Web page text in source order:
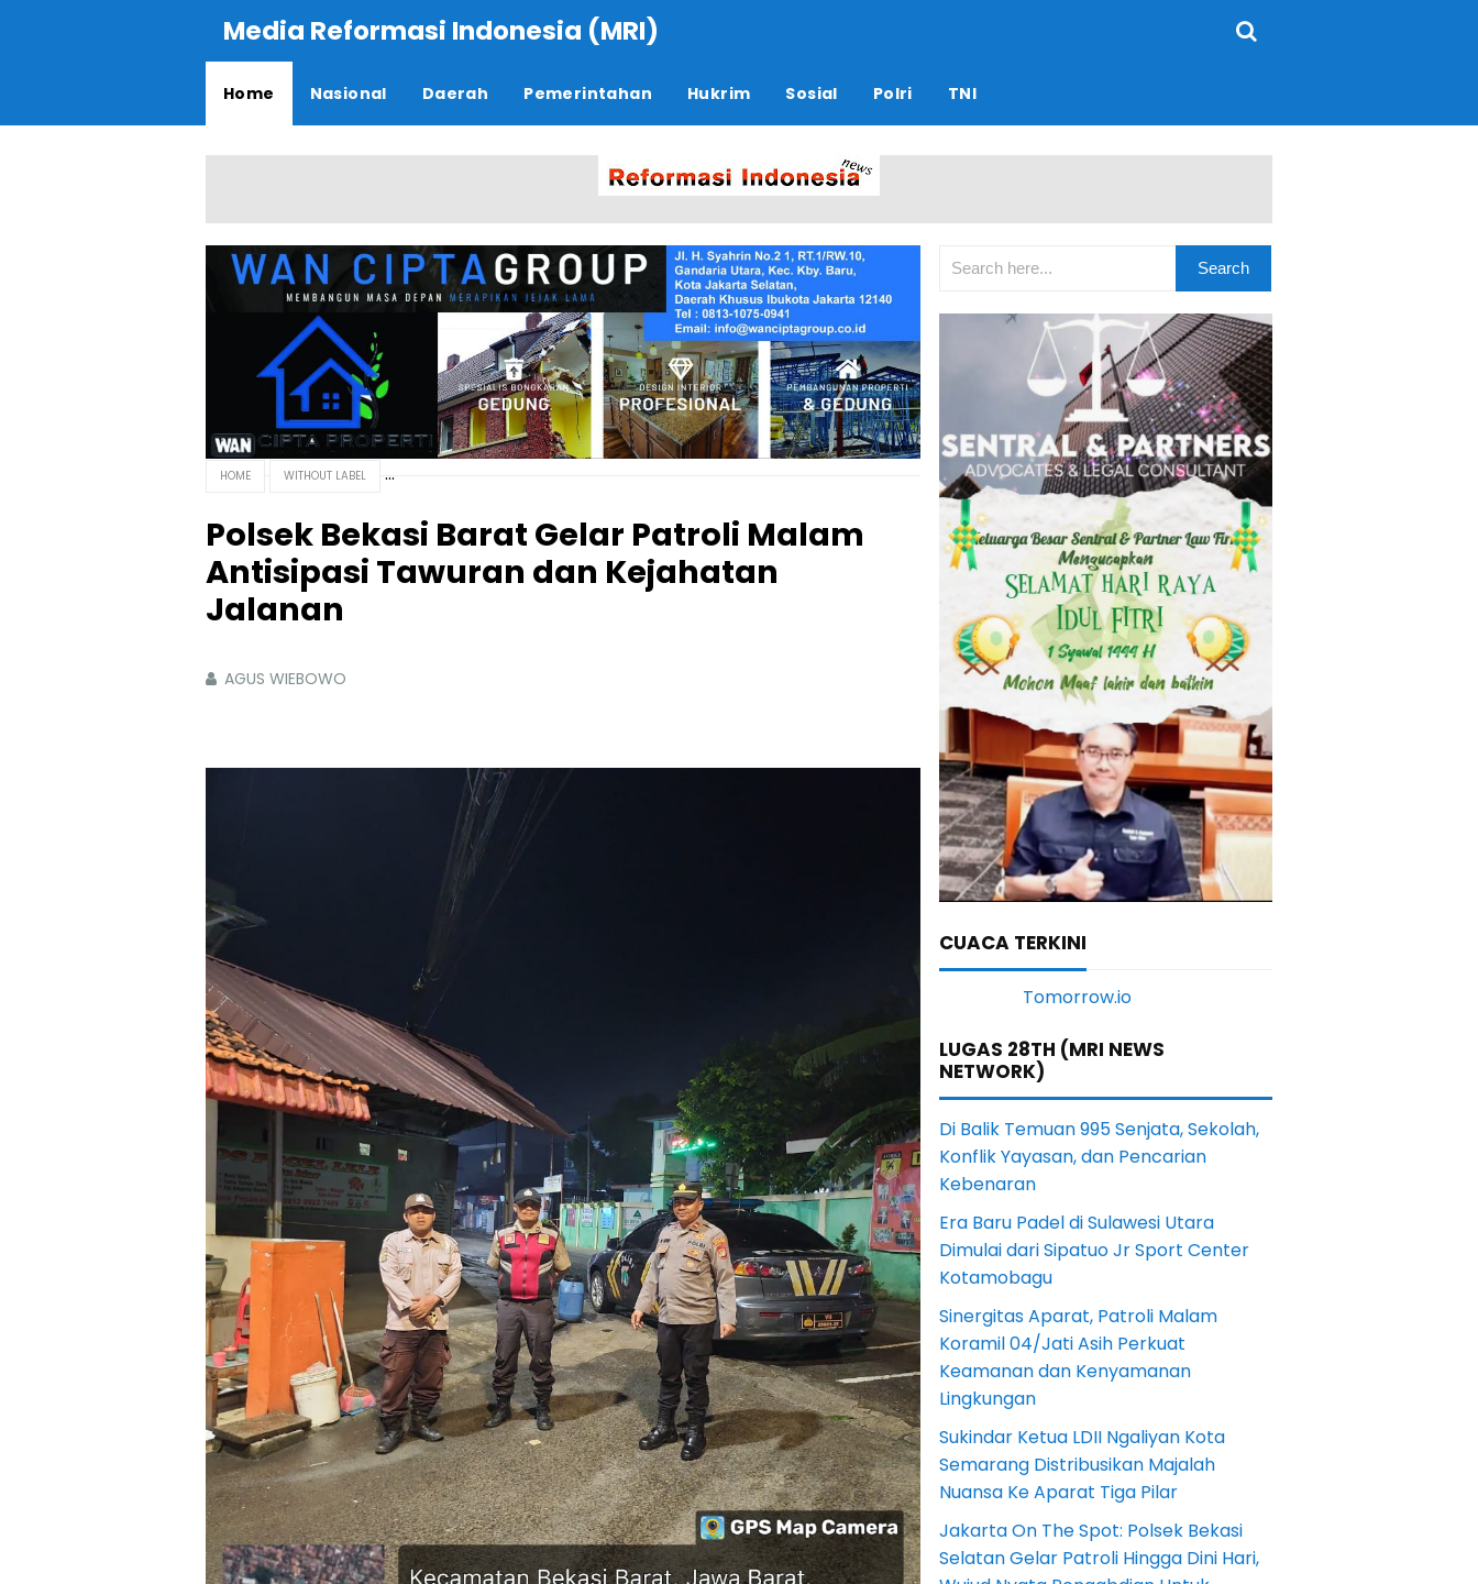
Media Reformasi Indonesia (MRI)
Home Nasional Daerah Pemerintahan Hukrim Sosial Polri TNI
HOME WITHOUT LABEL
Polsek Bekasi Barat Gelar Patroli Malam
Antisipasi Tawuran dan Kejahatan
Jalanan
AGUS WIEBOWO
CUACA TERKINI
LUGAS 28TH (MRI NEWS
NETWORK)
Di Balik Temuan 995 Senjata, Sekolah,
Konflik Yayasan, dan Pencarian
Kebenaran
Era Baru Padel di Sulawesi Utara
Dimulai dari Sipatuo Jr Sport Center
Kotamobagu
Sinergitas Aparat, Patroli Malam
Koramil 04/Jati Asih Perkuat
Keamanan dan Kenyamanan
Lingkungan
Sukindar Ketua LDII Ngaliyan Kota
Semarang Distribusikan Majalah
Nuansa Ke Aparat Tiga Pilar
Jakarta On The Spot: Polsek Bekasi
Selatan Gelar Patroli Hingga Dini Hari,